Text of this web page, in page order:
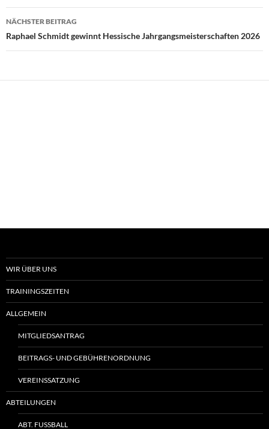
NÄCHSTER BEITRAG
Raphael Schmidt gewinnt Hessische Jahrgangsmeisterschaften 2026
WIR ÜBER UNS
TRAININGSZEITEN
ALLGEMEIN
MITGLIEDSANTRAG
BEITRAGS- UND GEBÜHRENORDNUNG
VEREINSSATZUNG
ABTEILUNGEN
ABT. FUSSBALL